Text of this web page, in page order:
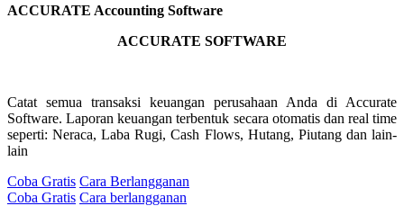
ACCURATE Accounting Software
ACCURATE SOFTWARE
Catat semua transaksi keuangan perusahaan Anda di Accurate
Software. Laporan keuangan terbentuk secara otomatis dan real time
seperti: Neraca, Laba Rugi, Cash Flows, Hutang, Piutang dan lain-
lain
Coba Gratis Cara Berlangganan
Coba Gratis Cara berlangganan